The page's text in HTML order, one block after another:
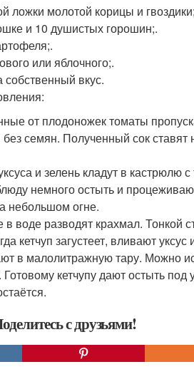
ложки молотой корицы и
и 10 душистых горошин;.
или яблочного;.
вкус.
от плодоножек томаты
семян. Полученный сок
и зелень кладут в кастрюлю
немного остыть и
небольшом огне.
в воде разводят крахмал. Тонкой
кетчуп загустеет, вливают
в малолитражную тару. Можно
Готовому кетчупу дают остыть
с друзьями!